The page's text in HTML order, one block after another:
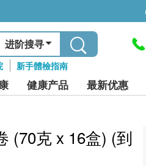
进阶搜寻
新手體檢指南
健康产品 最新优惠
(70克 x 16盒) (到